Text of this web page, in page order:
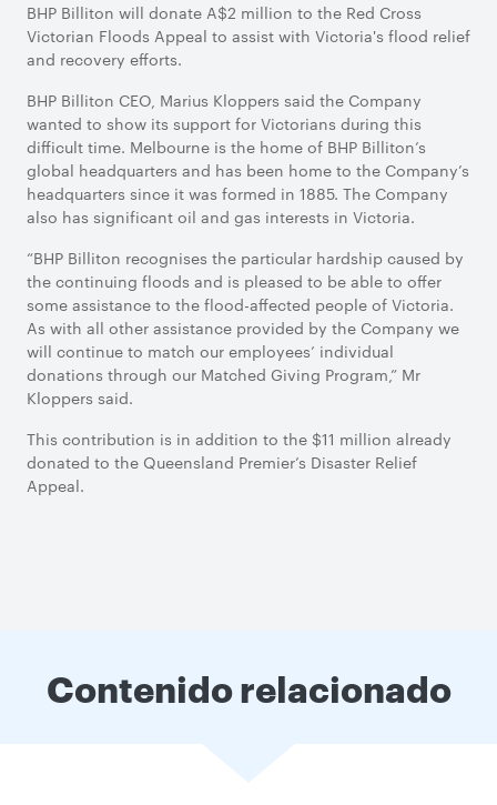
BHP Billiton will donate A$2 million to the Red Cross
Victorian Floods Appeal to assist with Victoria's flood relief
and recovery efforts.
BHP Billiton CEO, Marius Kloppers said the Company
wanted to show its support for Victorians during this
difficult time. Melbourne is the home of BHP Billiton’s
global headquarters and has been home to the Company’s
headquarters since it was formed in 1885. The Company
also has significant oil and gas interests in Victoria.
“BHP Billiton recognises the particular hardship caused by
the continuing floods and is pleased to be able to offer
some assistance to the flood-affected people of Victoria.
As with all other assistance provided by the Company we
will continue to match our employees’ individual
donations through our Matched Giving Program,” Mr
Kloppers said.
This contribution is in addition to the $11 million already
donated to the Queensland Premier’s Disaster Relief
Appeal.
Contenido relacionado